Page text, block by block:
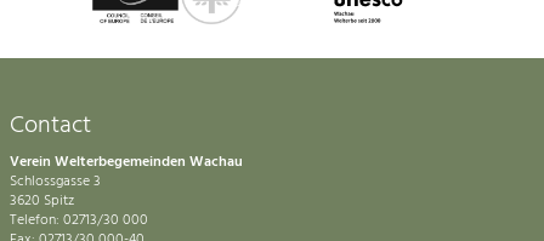
Contact
Verein Welterbegemeinden Wachau
Schlossgasse 3
3620 Spitz
Telefon: 02713/30 000